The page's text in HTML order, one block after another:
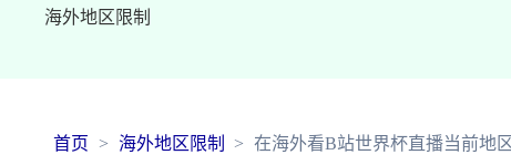
海外地区限制
首页 海外地区限制 在海外看B站世界杯直播当前地